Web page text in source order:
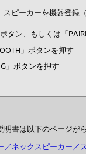
ピーカーを機器登録
タン、もしくは「
」ボタンを押す
」ボタンを押す
書は以下のページが
／ネックスピーカー／